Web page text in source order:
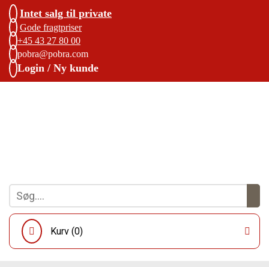
Intet salg til private
Gode fragtpriser
+45 43 27 80 00
pobra@pobra.com
Login / Ny kunde
Kurv (0)